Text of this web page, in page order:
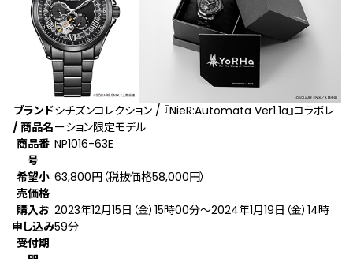
ブランド
/ 商品名
シチズンコレクション / 『NieR:Automata Ver1.1a』コラボレ
ーション限定モデル
商品番
号
NP1016-63E
希望小
売価格
63,800円（税抜価格58,000円）
購入お
申し込み
受付期
2023年12月15日（金）15時00分～2024年1月19日（金）14時
59分